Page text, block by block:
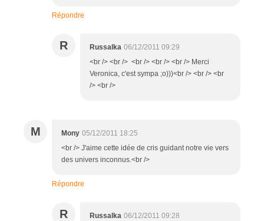
Répondre
R Russalka 06/12/2011 09:29
<br /> <br /> <br /> <br /> <br /> Merci
Veronica, c'est sympa ;o)))<br /> <br /> <br
/> <br />
M Mony 05/12/2011 18:25
<br /> J'aime cette idée de cris guidant notre vie vers
des univers inconnus.<br />
Répondre
R Russalka 06/12/2011 09:28